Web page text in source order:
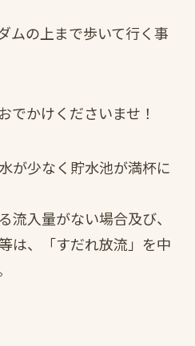
ムの上まで歩いて行く事
でかけくださいませ！
が少なく貯水池が満杯に
流入量がない場合及び、
は、「すだれ放流」を中